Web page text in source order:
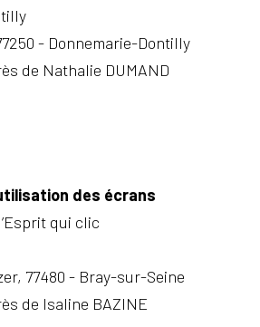
- Donnemarie-Dontilly
de Nathalie DUMAND
des écrans
qui clic
77480 - Bray-sur-Seine
de Isaline BAZINE